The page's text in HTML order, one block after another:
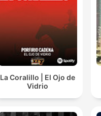
La Coralillo | El Ojo de
Vidrio